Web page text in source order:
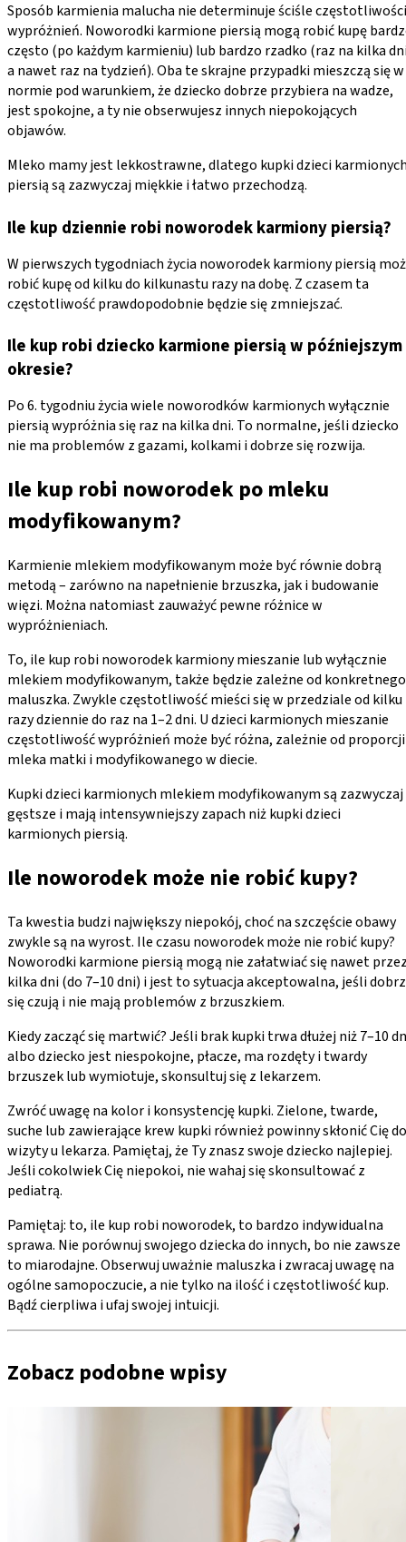
Sposób karmienia malucha nie determinuje ściśle częstotliwości
wypróżnień. Noworodki karmione piersią mogą robić kupę
często (po każdym karmieniu) lub bardzo rzadko (raz na kilka
a nawet raz na tydzień). Oba te skrajne przypadki mieszczą się w
normie pod warunkiem, że dziecko dobrze przybiera na wadze,
jest spokojne, a ty nie obserwujesz innych niepokojących
objawów.
Mleko mamy jest lekkostrawne, dlatego kupki dzieci
piersią są zazwyczaj miękkie i łatwo przechodzą.
Ile kup dziennie robi noworodek karmiony piersią?
W pierwszych tygodniach życia noworodek karmiony piersią
robić kupę od kilku do kilkunastu razy na dobę. Z czasem ta
częstotliwość prawdopodobnie będzie się zmniejszać.
Ile kup robi dziecko karmione piersią w późniejszym
okresie?
Po 6. tygodniu życia wiele noworodków karmionych wyłącznie
piersią wypróżnia się raz na kilka dni. To normalne, jeśli dziecko
nie ma problemów z gazami, kolkami i dobrze się rozwija.
Ile kup robi noworodek po mleku
modyfikowanym?
Karmienie mlekiem modyfikowanym może być równie dobrą
metodą – zarówno na napełnienie brzuszka, jak i budowanie
więzi. Można natomiast zauważyć pewne różnice w
wypróżnieniach.
To, ile kup robi noworodek karmiony mieszanie lub wyłącznie
mlekiem modyfikowanym, także będzie zależne od konkretnego
maluszka. Zwykle częstotliwość mieści się w przedziale od kilku
razy dziennie do raz na 1–2 dni. U dzieci karmionych mieszanie
częstotliwość wypróżnień może być różna, zależnie od proporcji
mleka matki i modyfikowanego w diecie.
Kupki dzieci karmionych mlekiem modyfikowanym są zazwyczaj
gęstsze i mają intensywniejszy zapach niż kupki dzieci
karmionych piersią.
Ile noworodek może nie robić kupy?
Ta kwestia budzi największy niepokój, choć na szczęście obawy
zwykle są na wyrost. Ile czasu noworodek może nie robić kupy?
Noworodki karmione piersią mogą nie załatwiać się nawet
kilka dni (do 7–10 dni) i jest to sytuacja akceptowalna, jeśli
się czują i nie mają problemów z brzuszkiem.
Kiedy zacząć się martwić? Jeśli brak kupki trwa dłużej niż 7–10
albo dziecko jest niespokojne, płacze, ma rozdęty i twardy
brzuszek lub wymiotuje, skonsultuj się z lekarzem.
Zwróć uwagę na kolor i konsystencję kupki. Zielone, twarde,
suche lub zawierające krew kupki również powinny skłonić Cię do
wizyty u lekarza. Pamiętaj, że Ty znasz swoje dziecko najlepiej.
Jeśli cokolwiek Cię niepokoi, nie wahaj się skonsultować z
pediatrą.
Pamiętaj: to, ile kup robi noworodek, to bardzo indywidualna
sprawa. Nie porównuj swojego dziecka do innych, bo nie zawsze
to miarodajne. Obserwuj uważnie maluszka i zwracaj uwagę na
ogólne samopoczucie, a nie tylko na ilość i częstotliwość kup.
Bądź cierpliwa i ufaj swojej intuicji.
Zobacz podobne wpisy